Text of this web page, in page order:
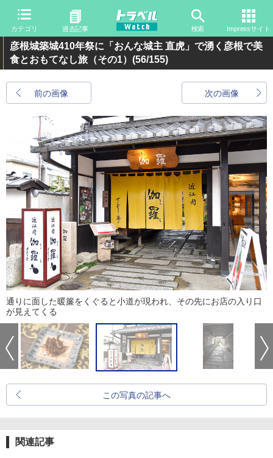
カテゴリ 過去記事 検索 Impressサイト
彦根城築城410年祭に「おんな城主 直虎」で湧く彦根で美
食とおもてなし旅（その1） (56/155)
前の画像 次の画像
通りに面した暖簾をくぐると小道が現われ、その先にお店の入り口
が見えてくる
この写真の記事へ
関連記事